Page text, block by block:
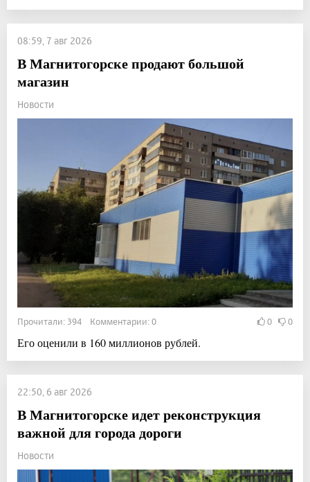
08:59, 7 авг 2026
В Магнитогорске продают большой
магазин
Новости
Прочитали: 394 Комментарии: 0 0 0
Его оценили в 160 миллионов рублей.
22:50, 6 авг 2026
В Магнитогорске идет реконструкция
важной для города дороги
Новости